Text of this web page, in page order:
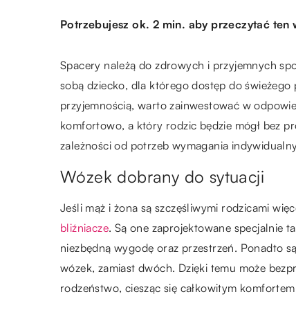
Potrzebujesz ok. 2 min. aby przeczytać ten
Spacery należą do zdrowych i przyjemnych
sobą dziecko, dla którego dostęp do świeżego
przyjemnością, warto zainwestować w
komfortowo, a który rodzic będzie mógł bez
zależności od potrzeb wymagania
Wózek dobrany do sytuacji
Jeśli mąż i żona są szczęśliwymi rodzicami
bliźniacze. Są one zaprojektowane specjalnie
niezbędną wygodę oraz przestrzeń. Ponadto
wózek, zamiast dwóch. Dzięki temu może
rodzeństwo, ciesząc się całkowitym